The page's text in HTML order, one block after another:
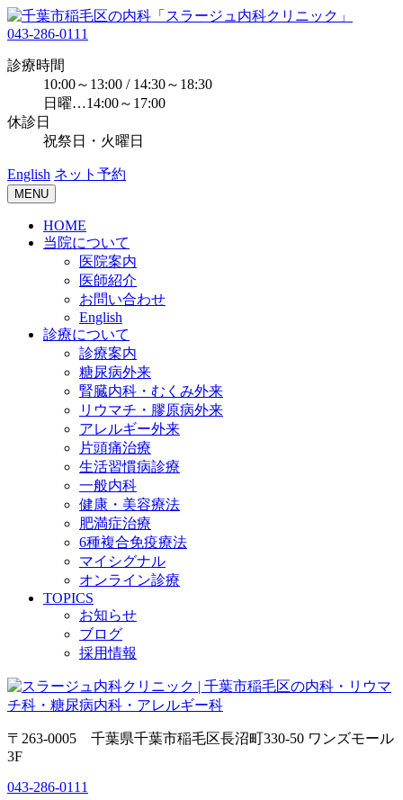
043-286-0111
診療時間
10:00～13:00 / 14:30～18:30
日曜…14:00～17:00
休診日
祝祭日・火曜日
English ネット予約
MENU
HOME
当院について
医院案内
医師紹介
お問い合わせ
English
診療について
診療案内
糖尿病外来
腎臓内科・むくみ外来
リウマチ・膠原病外来
アレルギー外来
片頭痛治療
生活習慣病診療
一般内科
健康・美容療法
肥満症治療
6種複合免疫療法
マイシグナル
オンライン診療
TOPICS
お知らせ
ブログ
採用情報
〒263-0005 千葉県千葉市稲毛区長沼町330-50 ワンズモール
3F
043-286-0111